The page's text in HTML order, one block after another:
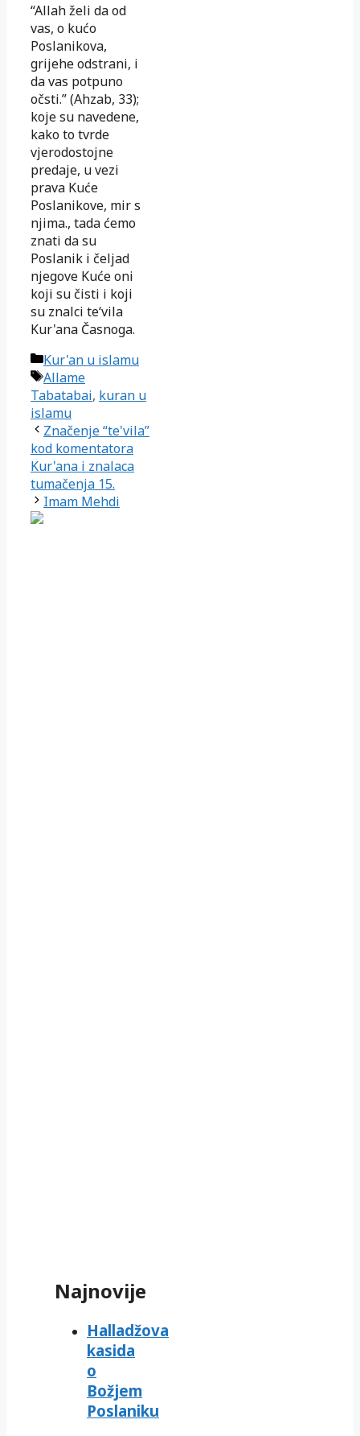
“Allah želi da od
vas, o kućo
Poslanikova,
grijehe odstrani, i
da vas potpuno
očsti.” (Ahzab, 33);
koje su navedene,
kako to tvrde
vjerodostojne
predaje, u vezi
prava Kuće
Poslanikove, mir s
njima., tada ćemo
znati da su
Poslanik i čeljad
njegove Kuće oni
koji su čisti i koji
su znalci te‘vila
Kur'ana Časnoga.
Kategorije
Kur'an u islamu
Oznake
Allame
Tabatabai, kuran u
islamu
Značenje “te'vila”
kod komentatora
Kur'ana i znalaca
tumačenja 15.
Imam Mehdi
Najnovije
Halladžova
kasida
o
Božjem
Poslaniku